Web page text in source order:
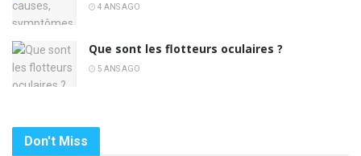
4 ANS AGO
Que sont les flotteurs oculaires ?
5 ANS AGO
Don't Miss